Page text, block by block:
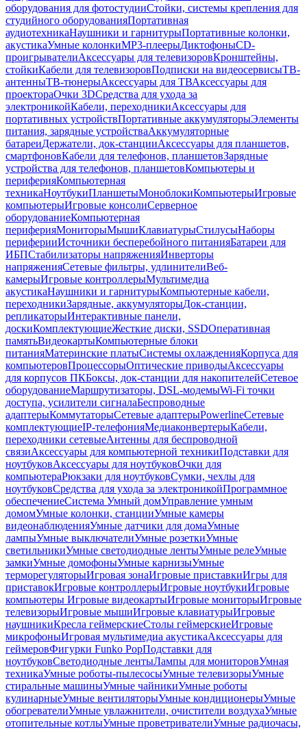
оборудования для фотостудииСтойки, системы крепления для
студийного оборудованияПортативная
аудиотехникаНаушники и гарнитурыПортативные колонки,
акустикаУмные колонкиMP3-плеерыДиктофоныCD-
проигрывателиАксессуары для телевизоровКронштейны,
стойкиКабели для телевизоровПодписки на видеосервисыТВ-
антенныТВ-тюнерыАксессуары для ТВАксессуары для
проектораОчки 3DСредства для ухода за
электроникойКабели, переходникиАксессуары для
портативных устройствПортативные аккумуляторыЭлементы
питания, зарядные устройстваАккумуляторные
батареиДержатели, док-станцииАксессуары для планшетов,
смартфоновКабели для телефонов, планшетовЗарядные
устройства для телефонов, планшетовКомпьютеры и
периферияКомпьютерная
техникаНоутбукиПланшетыМоноблокиКомпьютерыИгровые
компьютерыИгровые консолиСерверное
оборудованиеКомпьютерная
периферияМониторыМышиКлавиатурыСтилусыНаборы
периферииИсточники бесперебойного питанияБатареи для
ИБПСтабилизаторы напряженияИнверторы
напряженияСетевые фильтры, удлинителиВеб-
камерыИгровые контроллерыМультимедиа
акустикаНаушники и гарнитурыКомпьютерные кабели,
переходникиЗарядные, аккумуляторыДок-станции,
репликаторыИнтерактивные панели,
доскиКомплектующиеЖесткие диски, SSDОперативная
памятьВидеокартыКомпьютерные блоки
питанияМатеринские платыСистемы охлажденияКорпуса для
компьютеровПроцессорыОптические приводыАксессуары
для корпусов ПКБоксы, док-станции для накопителейСетевое
оборудованиеМаршрутизаторы, DSL-модемыWi-Fi точки
доступа, усилители сигналаБеспроводные
адаптерыКоммутаторыСетевые адаптерыPowerlineСетевые
комплектующиеIP-телефонияМедиаконвертерыКабели,
переходники сетевыеАнтенны для беспроводной
связиАксессуары для компьютерной техникиПодставки для
ноутбуковАксессуары для ноутбуковОчки для
компьютераРюкзаки для ноутбуковСумки, чехлы для
ноутбуковСредства для ухода за электроникойПрограммное
обеспечениеСистема Умный домУправление умным
домомУмные колонки, станцииУмные камеры
видеонаблюденияУмные датчики для домаУмные
лампыУмные выключателиУмные розеткиУмные
светильникиУмные светодиодные лентыУмные релеУмные
замкиУмные домофоныУмные карнизыУмные
терморегуляторыИгровая зонаИгровые приставкиИгры для
приставокИгровые контроллерыИгровые ноутбукиИгровые
компьютеры Игровые видеокартыИгровые мониторыИгровые
телевизорыИгровые мышиИгровые клавиатурыИгровые
наушникиКресла геймерскиеСтолы геймерскиеИгровые
микрофоныИгровая мультимедиа акустикаАксессуары для
геймеровФигурки Funko PopПодставки для
ноутбуковСветодиодные лентыЛампы для мониторовУмная
техникаУмные роботы-пылесосыУмные телевизорыУмные
стиральные машиныУмные чайникиУмные роботы
кулинарныеУмные вентиляторыУмные кондиционерыУмные
обогревателиУмные увлажнители, очистители воздухаУмные
отопительные котлыУмные проветривателиУмные радиочасы,